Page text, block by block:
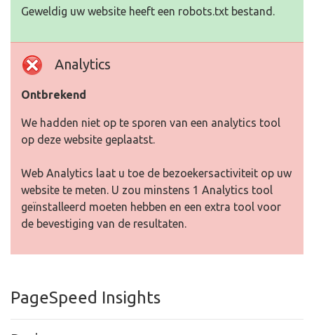
Geweldig uw website heeft een robots.txt bestand.
Analytics
Ontbrekend
We hadden niet op te sporen van een analytics tool
op deze website geplaatst.
Web Analytics laat u toe de bezoekersactiviteit op uw
website te meten. U zou minstens 1 Analytics tool
geïnstalleerd moeten hebben en een extra tool voor
de bevestiging van de resultaten.
PageSpeed Insights